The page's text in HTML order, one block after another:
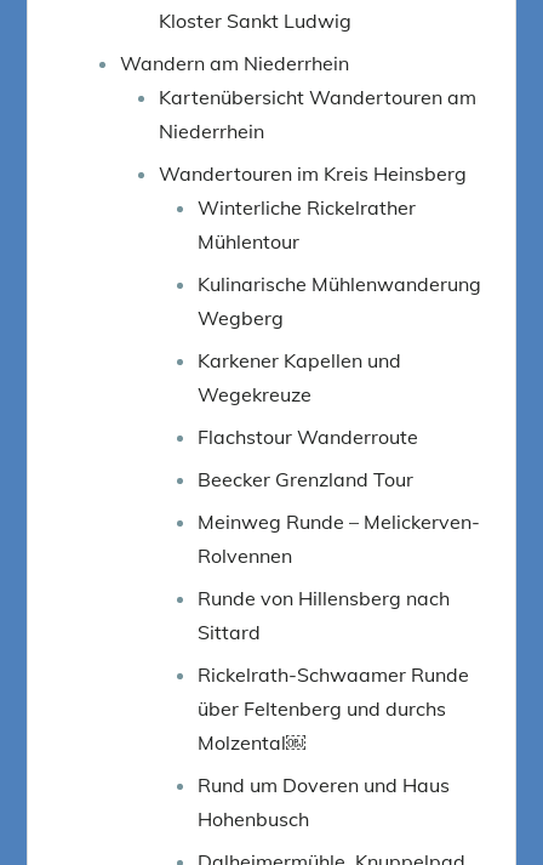
Kloster Sankt Ludwig
Wandern am Niederrhein
Kartenübersicht Wandertouren am
Niederrhein
Wandertouren im Kreis Heinsberg
Winterliche Rickelrather
Mühlentour
Kulinarische Mühlenwanderung
Wegberg
Karkener Kapellen und
Wegekreuze
Flachstour Wanderroute
Beecker Grenzland Tour
Meinweg Runde – Melickerven-
Rolvennen
Runde von Hillensberg nach
Sittard
Rickelrath-Schwaamer Runde
über Feltenberg und durchs
Molzental￼
Rund um Doveren und Haus
Hohenbusch